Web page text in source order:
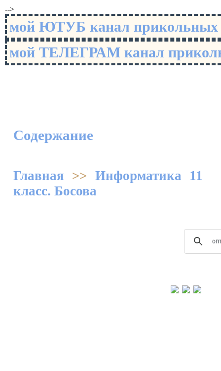
-->
мой ЮТУБ канал
мой ТЕЛЕГРАМ канал
Содержание
Главная >> Информатика 11
класс. Босова